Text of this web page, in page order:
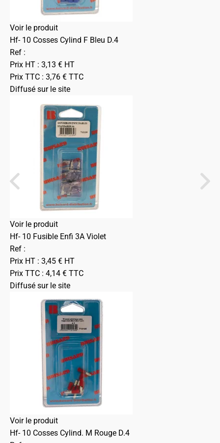
Voir le produit
Hf- 10 Cosses Cylind F Bleu D.4
Ref :
Prix HT : 3,13 € HT
Prix TTC : 3,76 € TTC
Diffusé sur le site
Voir le produit
Hf- 10 Fusible Enfi 3A Violet
Ref :
Prix HT : 3,45 € HT
Prix TTC : 4,14 € TTC
Diffusé sur le site
Voir le produit
Hf- 10 Cosses Cylind. M Rouge D.4